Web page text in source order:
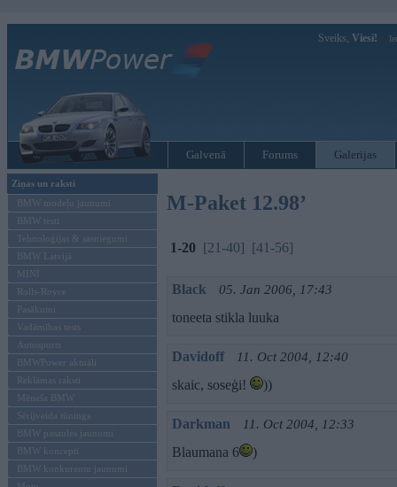
Sveiks, Viesi!
Galvenā Forums Galerijas
Ziņas un raksti
BMW modeļu jaunumi
BMW testi
Tehnoloģijas & sasniegumi
BMW Latvijā
MINI
Rolls-Royce
Pasākumi
Vadāmības tests
Autosports
BMWPower aktuāli
Reklāmas raksti
Mēneša BMW
Sērijveida tūnings
BMW pasaules jaunumi
BMW koncepti
BMW konkurentu jaunumi
M-Paket 12.98’
1-20 [21-40] [41-56]
Black 05. Jan 2006, 17:43
toneeta stikla luuka
Davidoff 11. Oct 2004, 12:40
skaic, soseģi! ))
Darkman 11. Oct 2004, 12:33
Blaumana 6 )